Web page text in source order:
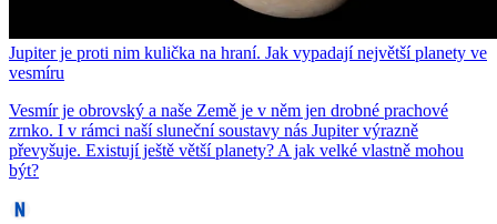
Jupiter je proti nim kulička na hraní. Jak vypadají největší planety ve
vesmíru
Vesmír je obrovský a naše Země je v něm jen drobné prachové
zrnko. I v rámci naší sluneční soustavy nás Jupiter výrazně
převyšuje. Existují ještě větší planety? A jak velké vlastně mohou
být?